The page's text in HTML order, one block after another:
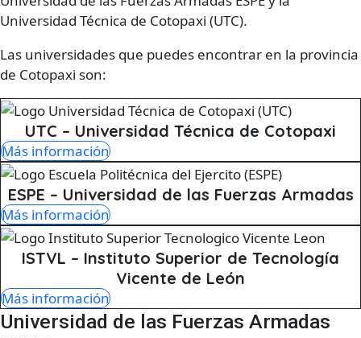
Universidad Técnica de Cotopaxi (UTC).
Las universidades que puedes encontrar en la provincia
de Cotopaxi son:
UTC – Universidad Técnica de Cotopaxi
Más información
ESPE – Universidad de las Fuerzas Armadas
Más información
ISTVL – Instituto Superior de Tecnología
Vicente de León
Más información
Universidad de las Fuerzas Armadas